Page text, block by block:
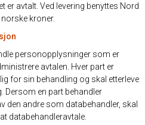
er avtalt. Ved levering benyttes Nord
kroner.
personopplysninger som er
avtalen. Hver part er
for sin behandling og skal etterleve
Dersom en part behandler
den andre som databehandler, skal
databehandleravtale.